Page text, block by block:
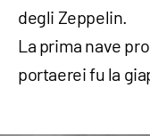
degli Zeppelin.
La prima nave
portaerei fu la